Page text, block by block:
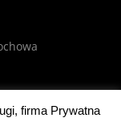
firma Prywatna